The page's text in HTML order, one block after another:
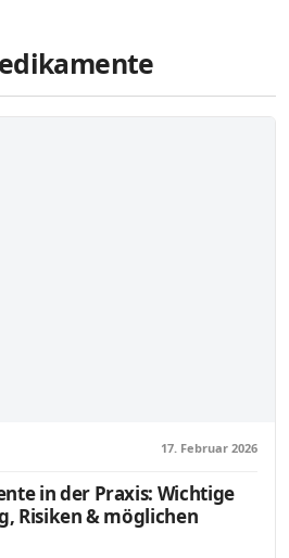
17. Februar 2026
in der Praxis: Wichtige
Risiken & möglichen